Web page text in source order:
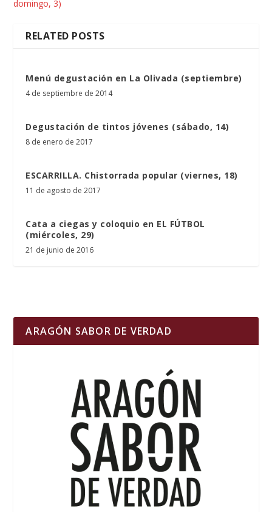
domingo, 3)
RELATED POSTS
Menú degustación en La Olivada (septiembre)
4 de septiembre de 2014
Degustación de tintos jóvenes (sábado, 14)
8 de enero de 2017
ESCARRILLA. Chistorrada popular (viernes, 18)
11 de agosto de 2017
Cata a ciegas y coloquio en EL FÚTBOL
(miércoles, 29)
21 de junio de 2016
ARAGÓN SABOR DE VERDAD